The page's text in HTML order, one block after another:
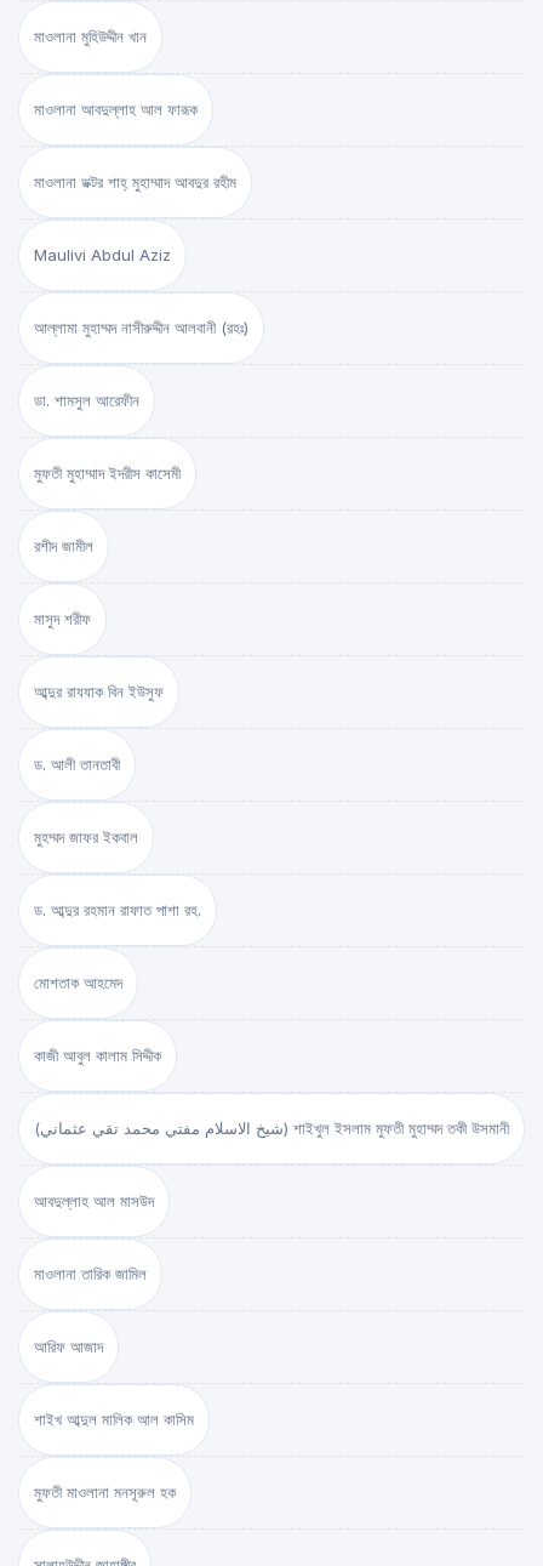
মাওলানা মুহিউদ্দীন খান
মাওলানা আবদুল্লাহ আল ফারূক
মাওলানা ডক্টর শাহ্‌ মুহাম্মাদ আবদুর রহীম
Maulivi Abdul Aziz
আল্লামা মুহাম্মদ নাসীরুদ্দীন আলবানী (রহঃ)
ডা. শামসুল আরেফীন
মুফতী মুহাম্মাদ ইদরীস কাসেমী
রশীদ জামীল
মাসুদ শরীফ
আব্দুর রাযযাক বিন ইউসুফ
ড. আলী তানতাবী
মুহম্মদ জাফর ইকবাল
ড. আব্দুর রহমান রাফাত পাশা রহ.
মোশতাক আহমেদ
কাজী আবুল কালাম সিদ্দীক
(شيخ الاسلام مفتي محمد تقي عثماني) শাইখুল ইসলাম মুফতী মুহাম্মদ তকী উসমানী
আবদুল্লাহ আল মাসউদ
মাওলানা তারিক জামিল
আরিফ আজাদ
শাইখ আব্দুল মালিক আল কাসিম
মুফতী মাওলানা মনসূরুল হক